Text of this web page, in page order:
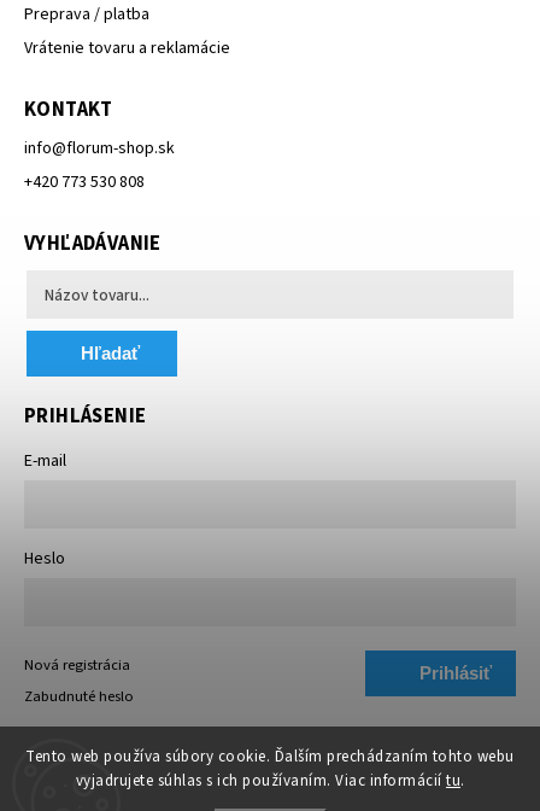
Tento web používa súbory cookie. Ďalším prechádzaním tohto webu
vyjadrujete súhlas s ich používaním. Viac informácií tu.
Preprava / platba
Vrátenie tovaru a reklamácie
KONTAKT
info@florum-shop.sk
+420 773 530 808
VYHĽADÁVANIE
Hľadať
PRIHLÁSENIE
E-mail
Heslo
Prihlásiť
Nová registrácia
Zabudnuté heslo